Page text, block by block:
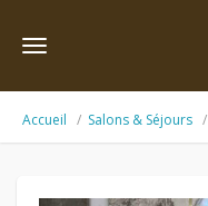
Toggle
Accueil Salons & Séjours